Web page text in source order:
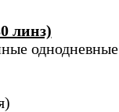
линз)
однодневные